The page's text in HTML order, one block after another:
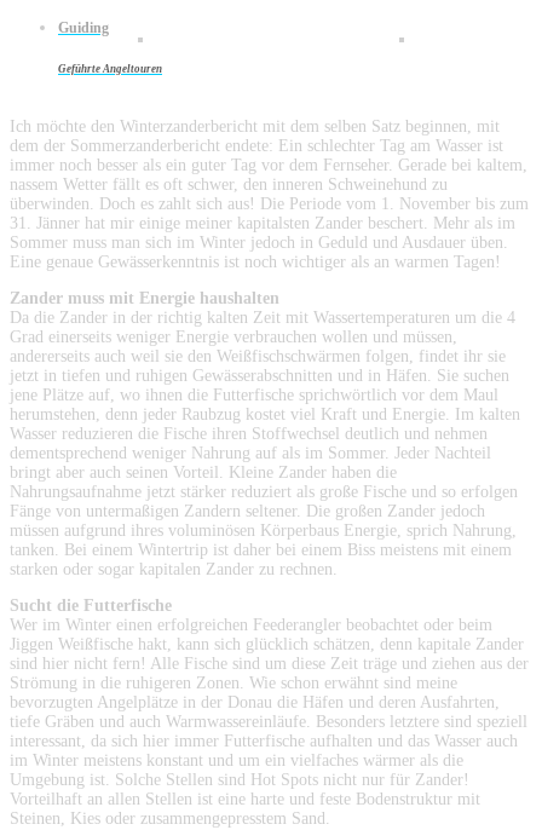
Guiding
Geführte Angeltouren
Ich möchte den Winterzanderbericht mit dem selben Satz beginnen, mit
dem der Sommerzanderbericht endete: Ein schlechter Tag am Wasser ist
immer noch besser als ein guter Tag vor dem Fernseher. Gerade bei kaltem,
nassem Wetter fällt es oft schwer, den inneren Schweinehund zu
überwinden. Doch es zahlt sich aus! Die Periode vom 1. November bis zum
31. Jänner hat mir einige meiner kapitalsten Zander beschert. Mehr als im
Sommer muss man sich im Winter jedoch in Geduld und Ausdauer üben.
Eine genaue Gewässerkenntnis ist noch wichtiger als an warmen Tagen!
Zander muss mit Energie haushalten
Da die Zander in der richtig kalten Zeit mit Wassertemperaturen um die 4
Grad einerseits weniger Energie verbrauchen wollen und müssen,
andererseits auch weil sie den Weißfischschwärmen folgen, findet ihr sie
jetzt in tiefen und ruhigen Gewässerabschnitten und in Häfen. Sie suchen
jene Plätze auf, wo ihnen die Futterfische sprichwörtlich vor dem Maul
herumstehen, denn jeder Raubzug kostet viel Kraft und Energie. Im kalten
Wasser reduzieren die Fische ihren Stoffwechsel deutlich und nehmen
dementsprechend weniger Nahrung auf als im Sommer. Jeder Nachteil
bringt aber auch seinen Vorteil. Kleine Zander haben die
Nahrungsaufnahme jetzt stärker reduziert als große Fische und so erfolgen
Fänge von untermaßigen Zandern seltener. Die großen Zander jedoch
müssen aufgrund ihres voluminösen Körperbaus Energie, sprich Nahrung,
tanken. Bei einem Wintertrip ist daher bei einem Biss meistens mit einem
starken oder sogar kapitalen Zander zu rechnen.
Sucht die Futterfische
Wer im Winter einen erfolgreichen Feederangler beobachtet oder beim
Jiggen Weißfische hakt, kann sich glücklich schätzen, denn kapitale Zander
sind hier nicht fern! Alle Fische sind um diese Zeit träge und ziehen aus der
Strömung in die ruhigeren Zonen. Wie schon erwähnt sind meine
bevorzugten Angelplätze in der Donau die Häfen und deren Ausfahrten,
tiefe Gräben und auch Warmwassereinläufe. Besonders letztere sind speziell
interessant, da sich hier immer Futterfische aufhalten und das Wasser auch
im Winter meistens konstant und um ein vielfaches wärmer als die
Umgebung ist. Solche Stellen sind Hot Spots nicht nur für Zander!
Vorteilhaft an allen Stellen ist eine harte und feste Bodenstruktur mit
Steinen, Kies oder zusammengepresstem Sand.